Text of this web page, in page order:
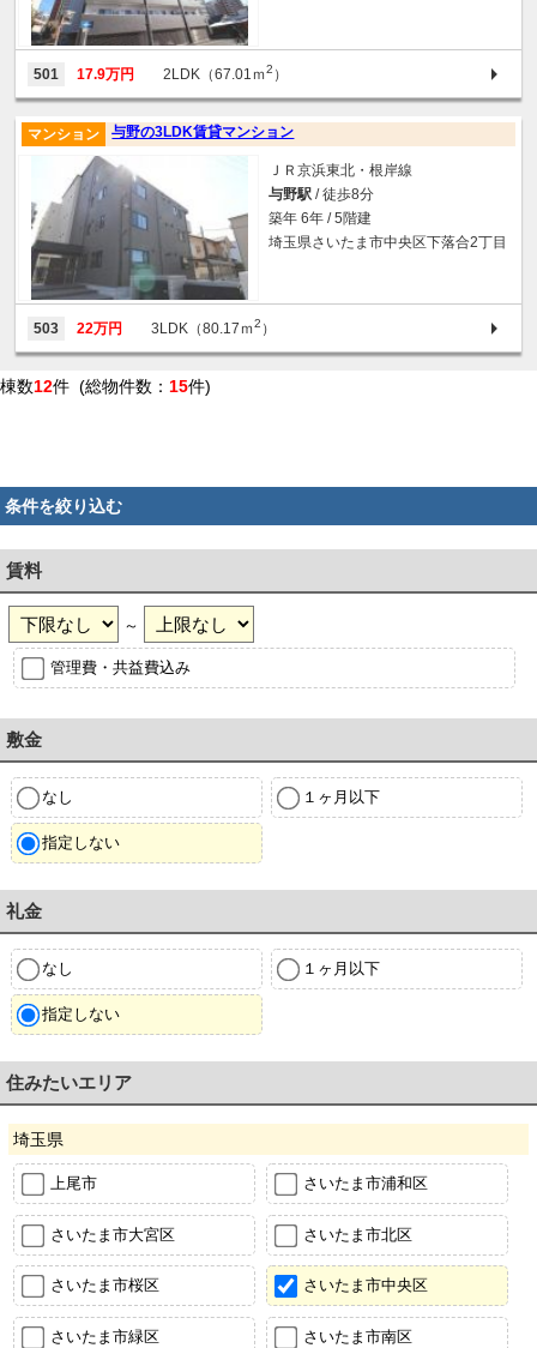
501 17.9万円 2LDK（67.01ｍ2 ）
与野の3LDK賃貸マンション
マンション
ＪＲ京浜東北・根岸線
与野駅 / 徒歩8分
築年 6年 / 5階建
埼玉県さいたま市中央区下落合2丁目
503 22万円 3LDK（80.17ｍ2 ）
棟数12件 (総物件数： 15件)
条件を絞り込む
賃料
～
管理費・共益費込み
敷金
なし １ヶ月以下
指定しない
礼金
なし １ヶ月以下
指定しない
住みたいエリア
埼玉県
上尾市 さいたま市浦和区
さいたま市大宮区 さいたま市北区
さいたま市桜区 さいたま市中央区
さいたま市緑区 さいたま市南区